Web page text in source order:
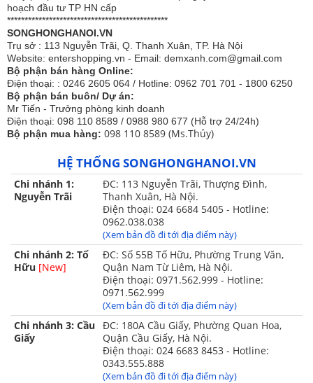
như các chất liệu vải thông thường khác.
UC24103 sử dụng tông màu ghi xám họa tiết hoa
nhí tạo điểm nhấn cho bộ sản phẩm. Sản phẩm
phối màu tổng thể hài hòa cho một không gian
phòng ngủ thật hiện đại.
Bộ chăn ga gối thiết kế theo phong cách tinh tế, nhã
nhặn xong vẫn không kém phần sang trọng cao
Họa tiết được in màu sắc nét, không bị phai màu do
được in từ công nghệ in tiên tiến hiện đại nhất hiện
Vải cotton bền chắc, dày dặn, không bị xù lông, co
nhăn hay bai dão trong quá trình sử dụng.
Tông màu nhã nhặn với họa tiết tinh tế rất dễ phối
sắp đặt trong nhiều phong cách phòng ngủ khác
Thiết kế đa dạng kích thước 160x200cm,
180x200cm, 200x220cm phù hợp với nhiều cỡ
giường khác nhau của mỗi gia đình.
hoạch đầu tư TP HN cấp
**********************************************
SONGHONGHANOI.VN
Trụ sở : 113 Nguyễn Trãi, Q. Thanh Xuân, TP. Hà Nội
Website: entershopping.vn - Email: demxanh.com@gmail.com
Bộ phận bán hàng Online:
Điện thoại: : 0246 2605 064 / Hotline: 0962 701 701 - 1800 6250
Bộ phận bán buôn/ Dự án:
Mr Tiến - Trưởng phòng kinh doanh
Điện thoại: 098 110 8589 / 0988 980 677 (Hỗ trợ 24/24h)
Bộ phận mua hàng: 098 110 8589 (Ms.Thủy)
HỆ THỐNG SONGHONGHANOI.VN
Chi nhánh 1:
Nguyễn Trãi
ĐC: 113 Nguyễn Trãi, Thượng Đình,
Thanh Xuân, Hà Nội.
Điện thoại: 024 6684 5405 - Hotline:
0962.038.038
(Xem bản đồ đi tới địa điểm này)
Chi nhánh 2: Tố
Hữu [New]
ĐC: Số 55B Tố Hữu, Phường Trung Văn,
Quận Nam Từ Liêm, Hà Nội.
Điện thoại: 0971.562.999 - Hotline:
0971.562.999
(Xem bản đồ đi tới địa điểm này)
Chi nhánh 3: Cầu
Giấy
ĐC: 180A Cầu Giấy, Phường Quan Hoa,
Quận Cầu Giấy, Hà Nội.
Điện thoại: 024 6683 8453 - Hotline:
0343.555.888
(Xem bản đồ đi tới địa điểm này)